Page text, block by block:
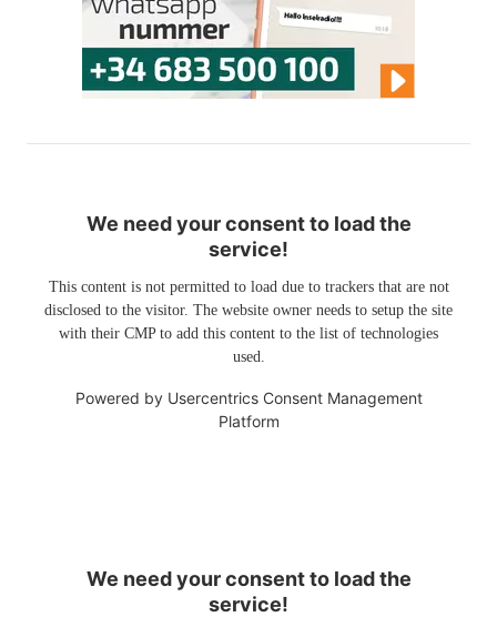
We need your consent to load the
service!
This content is not permitted to load due to trackers that are not
disclosed to the visitor. The website owner needs to setup the site
with their CMP to add this content to the list of technologies
used.
Powered by Usercentrics Consent Management
Platform
We need your consent to load the
service!